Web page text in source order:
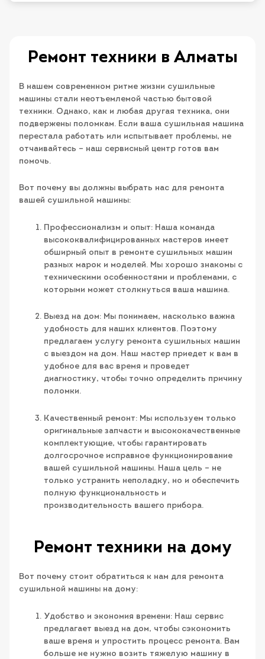
Ремонт техники в Алматы
В нашем современном ритме жизни сушильные
машины стали неотъемлемой частью бытовой
техники. Однако, как и любая другая техника, они
подвержены поломкам. Если ваша сушильная машина
перестала работать или испытывает проблемы, не
отчаивайтесь – наш сервисный центр готов вам
помочь.
Вот почему вы должны выбрать нас для ремонта
вашей сушильной машины:
Профессионализм и опыт: Наша команда
высококвалифицированных мастеров имеет
обширный опыт в ремонте сушильных машин
разных марок и моделей. Мы хорошо знакомы с
техническими особенностями и проблемами, с
которыми может столкнуться ваша машина.
Выезд на дом: Мы понимаем, насколько важна
удобность для наших клиентов. Поэтому
предлагаем услугу ремонта сушильных машин
с выездом на дом. Наш мастер приедет к вам в
удобное для вас время и проведет
диагностику, чтобы точно определить причину
поломки.
Качественный ремонт: Мы используем только
оригинальные запчасти и высококачественные
комплектующие, чтобы гарантировать
долгосрочное исправное функционирование
вашей сушильной машины. Наша цель – не
только устранить неполадку, но и обеспечить
полную функциональность и
производительность вашего прибора.
Ремонт техники на дому
Вот почему стоит обратиться к нам для ремонта
сушильной машины на дому:
Удобство и экономия времени: Наш сервис
предлагает выезд на дом, чтобы сэкономить
ваше время и упростить процесс ремонта. Вам
больше не нужно возить тяжелую машину в